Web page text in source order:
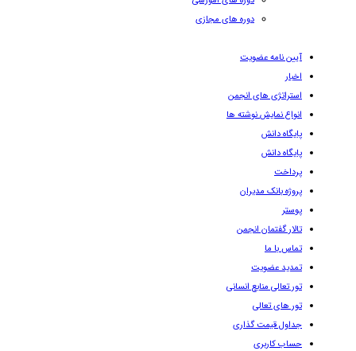
دوره های مجازی
آیین نامه عضویت
اخبار
استراتژی های انجمن
انواع نمایش نوشته ها
پایگاه دانش
پایگاه دانش
پرداخت
پروژه بانک مدیران
پوستر
تالار گفتمان انجمن
تماس با ما
تمدید عضویت
تور تعالی منابع انسانی
تور های تعالی
جداول قیمت گذاری
حساب کاربری